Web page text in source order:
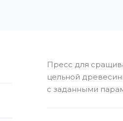
Пресс для
цельной
с заданными